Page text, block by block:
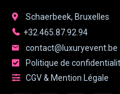
Schaerbeek, Bruxelles
+32.465.87.92.94
contact@luxuryevent.be
Politique de
CGV & Mention Légale